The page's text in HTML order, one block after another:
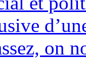
on